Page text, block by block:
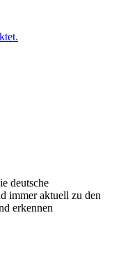
deutsche
immer aktuell zu den
erkennen